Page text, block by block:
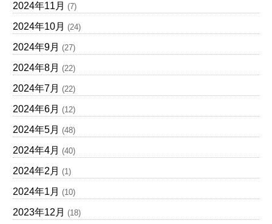
2024年11月 (7)
2024年10月 (24)
2024年9月 (27)
2024年8月 (22)
2024年7月 (22)
2024年6月 (12)
2024年5月 (48)
2024年4月 (40)
2024年2月 (1)
2024年1月 (10)
2023年12月 (18)